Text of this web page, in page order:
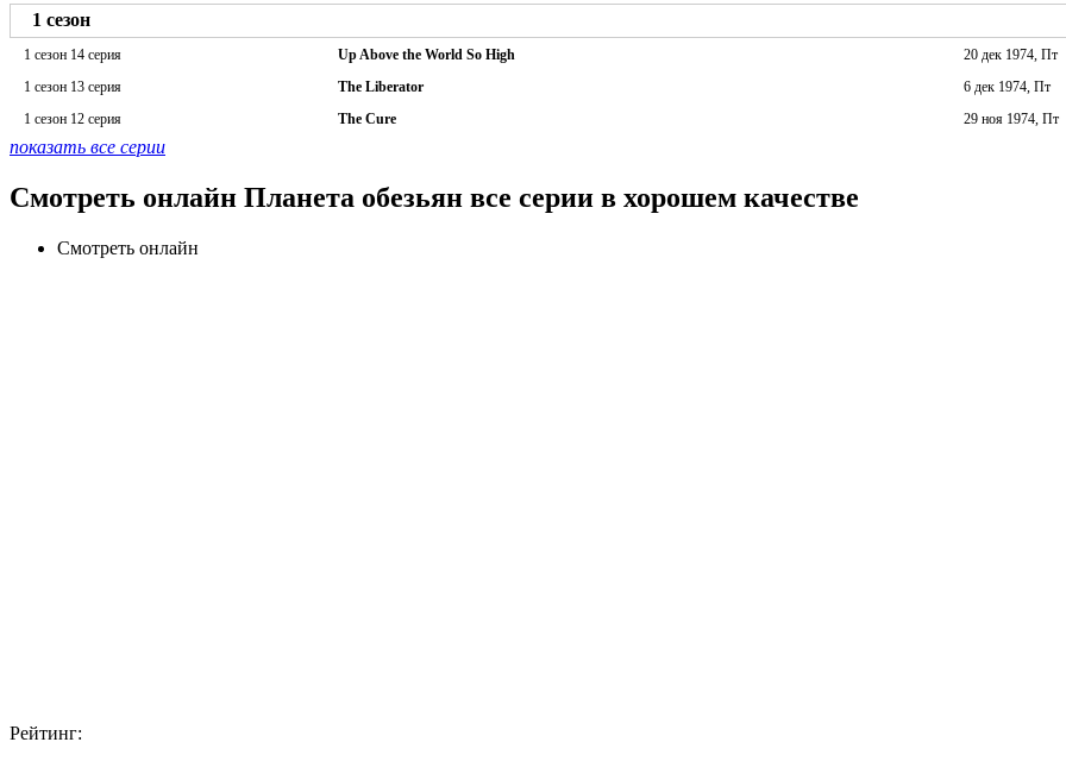
1 сезон
1 сезон 14 серия
Up Above the World So High 20 дек 1974, Пт
1 сезон 13 серия
The Liberator 6 дек 1974, Пт
1 сезон 12 серия
The Cure 29 ноя 1974, Пт
показать все серии
Смотреть онлайн Планета обезьян все серии в хорошем качестве
Смотреть онлайн
Рейтинг: